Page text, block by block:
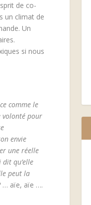
de co-
un climat de
Un
si nous
comme le
volonté pour
envie
une réelle
qu’elle
peut la
… aïe, aïe ….